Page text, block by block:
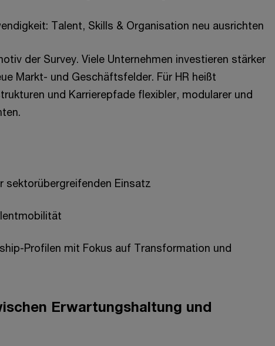
Talent, Skills & Organisation neu ausrichten
der Survey. Viele Unternehmen investieren stärker
Markt- und Geschäftsfelder. Für HR heißt
und Karrierepfade flexibler, modularer und
sektorübergreifenden Einsatz
Profilen mit Fokus auf Transformation und
Erwartungshaltung und